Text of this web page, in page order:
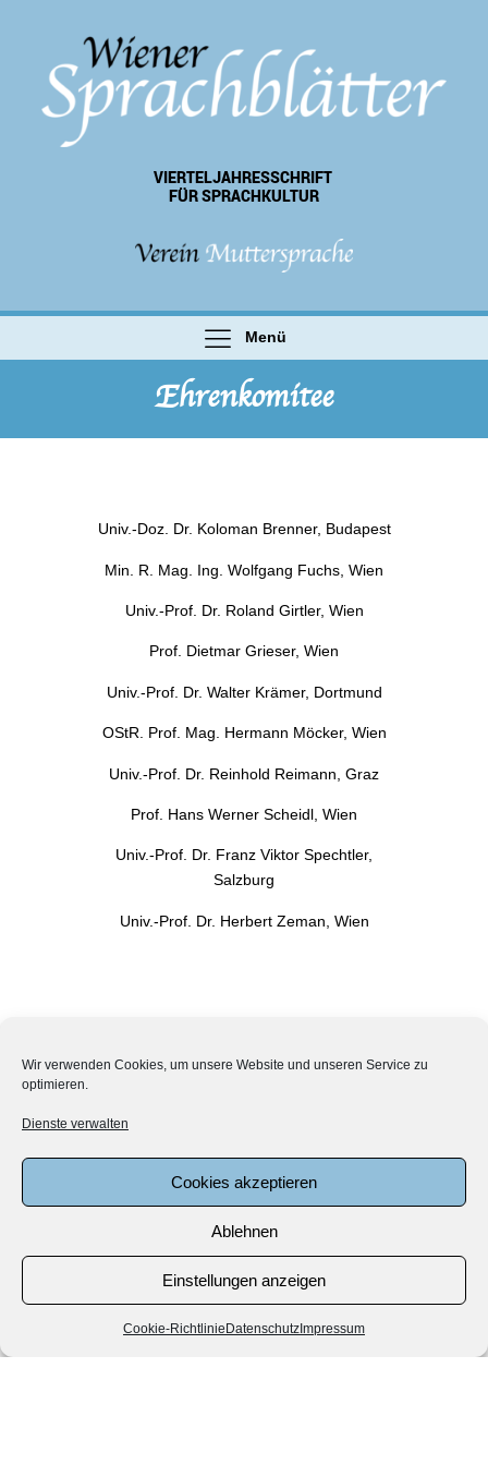
Wir verwenden Cookies, um unsere Website und unseren Service zu
optimieren.
Dienste verwalten
Cookies akzeptieren
Ablehnen
Einstellungen anzeigen
Cookie-Richtlinie Datenschutz Impressum
VIERTEL­JAHRES­SCHRIFT
FÜR SPRACHKULTUR
Menü
Ehrenkomitee
Univ.-Doz. Dr. Koloman Brenner, Budapest
Min. R. Mag. Ing. Wolfgang Fuchs, Wien
Univ.-Prof. Dr. Roland Girtler, Wien
Prof. Dietmar Grieser, Wien
Univ.-Prof. Dr. Walter Krämer, Dortmund
OStR. Prof. Mag. Hermann Möcker, Wien
Univ.-Prof. Dr. Reinhold Reimann, Graz
Prof. Hans Werner Scheidl, Wien
Univ.-Prof. Dr. Franz Viktor Spechtler,
Salzburg
Univ.-Prof. Dr. Herbert Zeman, Wien